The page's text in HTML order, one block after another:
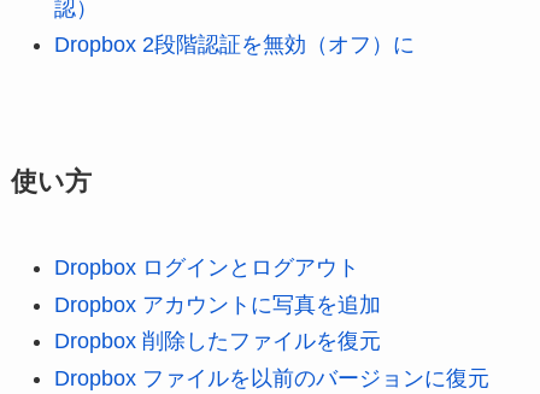
認）
Dropbox 2段階認証を無効（オフ）に
使い方
Dropbox ログインとログアウト
Dropbox アカウントに写真を追加
Dropbox 削除したファイルを復元
Dropbox ファイルを以前のバージョンに復元